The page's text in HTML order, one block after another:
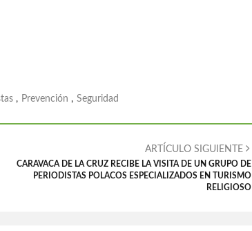
, Prevención , Seguridad
ARTÍCULO SIGUIENTE
CARAVACA DE LA CRUZ RECIBE LA VISITA DE UN GRUPO DE
PERIODISTAS POLACOS ESPECIALIZADOS EN TURISMO
RELIGIOSO